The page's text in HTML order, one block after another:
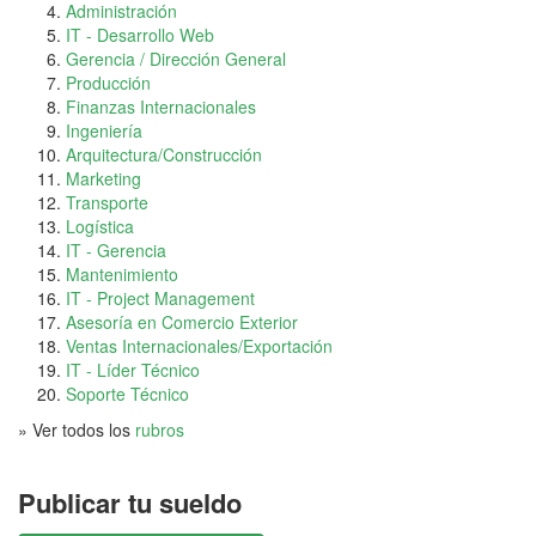
Administración
IT - Desarrollo Web
Gerencia / Dirección General
Producción
Finanzas Internacionales
Ingeniería
Arquitectura/Construcción
Marketing
Transporte
Logística
IT - Gerencia
Mantenimiento
IT - Project Management
Asesoría en Comercio Exterior
Ventas Internacionales/Exportación
IT - Líder Técnico
Soporte Técnico
» Ver todos los rubros
Publicar tu sueldo